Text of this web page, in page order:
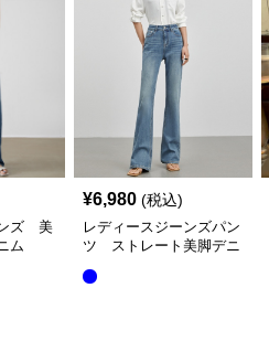
ズ 美
ム
¥6,980 (税込)
レディースジーンズパン
ツ ストレート美脚デニ